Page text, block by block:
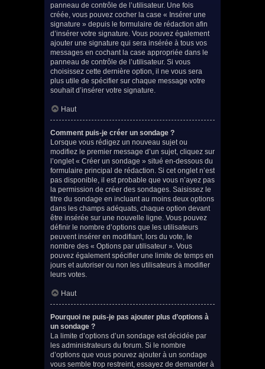
panneau de contrôle de l’utilisateur. Une fois
créée, vous pouvez cocher la case « Insérer une
signature » depuis le formulaire de rédaction afin
d’insérer votre signature. Vous pouvez également
ajouter une signature qui sera insérée à tous vos
messages en cochant la case appropriée dans le
panneau de contrôle de l’utilisateur. Si vous
choisissez cette dernière option, il ne vous sera
plus utile de spécifier sur chaque message votre
souhait d’insérer votre signature.
Haut
Comment puis-je créer un sondage ?
Lorsque vous rédigez un nouveau sujet ou
modifiez le premier message d’un sujet, cliquez sur
l’onglet « Créer un sondage » situé en-dessous du
formulaire principal de rédaction. Si cet onglet n’est
pas disponible, il est probable que vous n’ayez pas
la permission de créer des sondages. Saisissez le
titre du sondage en incluant au moins deux options
dans les champs adéquats, chaque option devant
être insérée sur une nouvelle ligne. Vous pouvez
définir le nombre d’options que les utilisateurs
peuvent insérer en modifiant, lors du vote, le
nombre des « Options par utilisateur ». Vous
pouvez également spécifier une limite de temps en
jours et autoriser ou non les utilisateurs à modifier
leurs votes.
Haut
Pourquoi ne puis-je pas ajouter plus d’options à
un sondage ?
La limite d’options d’un sondage est décidée par
les administrateurs du forum. Si le nombre
d’options que vous pouvez ajouter à un sondage
vous semble trop restreint, essayez de demander à